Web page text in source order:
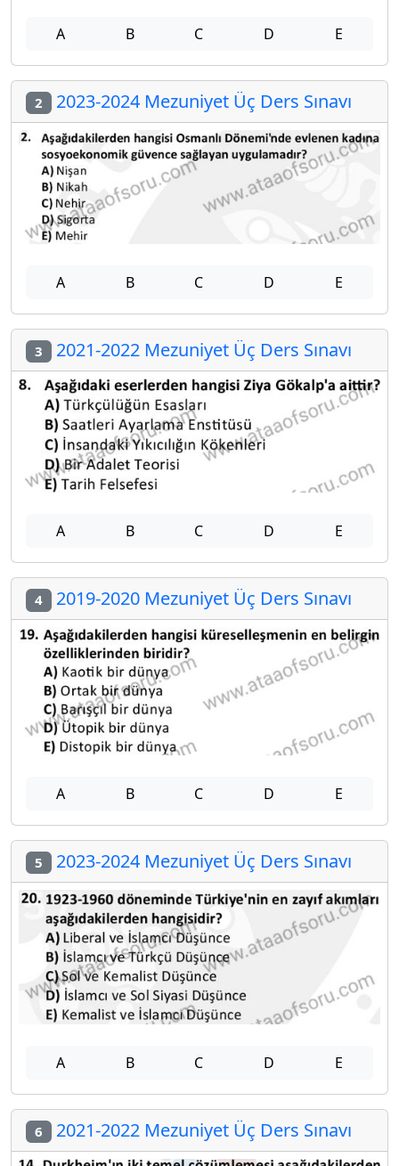
A B C D E
2 2023-2024 Mezuniyet Üç Ders Sınavı
A B C D E
3 2021-2022 Mezuniyet Üç Ders Sınavı
A B C D E
4 2019-2020 Mezuniyet Üç Ders Sınavı
A B C D E
5 2023-2024 Mezuniyet Üç Ders Sınavı
A B C D E
6 2021-2022 Mezuniyet Üç Ders Sınavı